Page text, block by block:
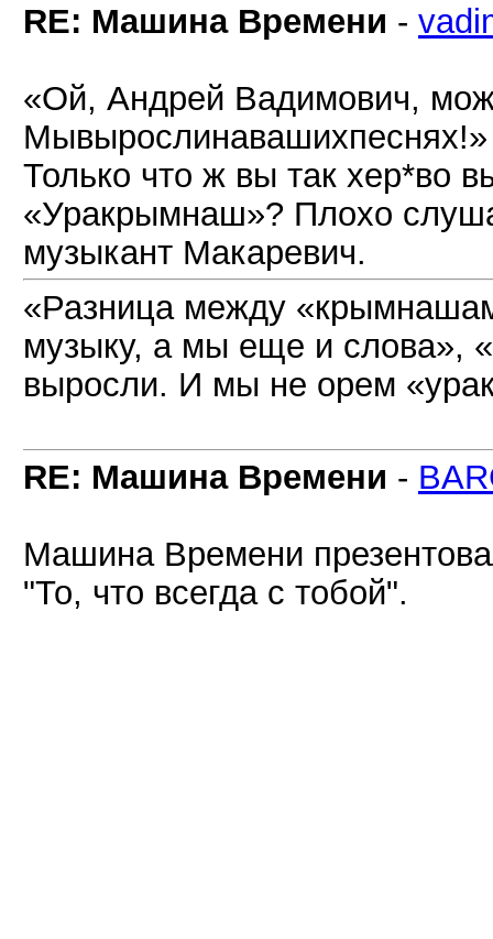
RE: Машина Времени -
«Ой, Андрей Вадимович,
Только что ж вы так хер*во
«Уракрымнаш»? Плохо
музыкант Макаревич.
«Разница между
музыку, а мы еще и слова»,
выросли. И мы не орем
RE: Машина Времени -
Машина Времени
"То, что всегда с тобой".